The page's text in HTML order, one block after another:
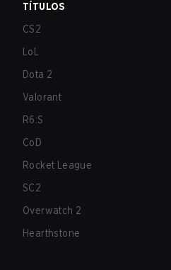
TÍTULOS
CS2
LoL
Dota 2
Valorant
R6:S
CoD
Rocket League
SC2
Overwatch 2
Hearthstone